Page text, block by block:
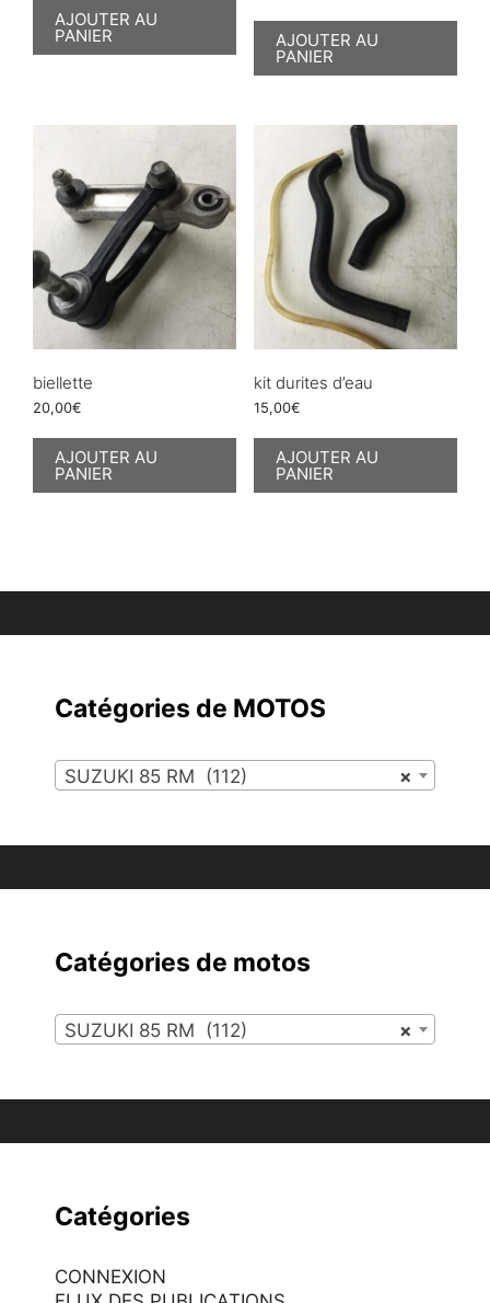
AJOUTER AU
PANIER AJOUTER AU
PANIER
biellette
20,00€
AJOUTER AU
PANIER
kit durites d’eau
15,00€
AJOUTER AU
PANIER
Catégories de MOTOS
×
SUZUKI 85 RM (112)
Catégories de motos
×
SUZUKI 85 RM (112)
Catégories
CONNEXION